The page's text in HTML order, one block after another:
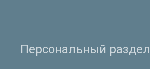
Персональный раздел